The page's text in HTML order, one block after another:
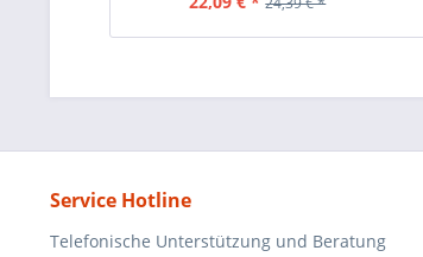
Service Hotline
Telefonische Unterstützung und Beratung